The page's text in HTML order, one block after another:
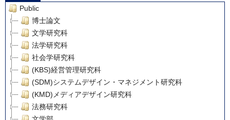
Public
博士論文
文学研究科
法学研究科
社会学研究科
(KBS)経営管理研究科
(SDM)システムデザイン・マネジメント研究科
(KMD)メディアデザイン研究科
法務研究科